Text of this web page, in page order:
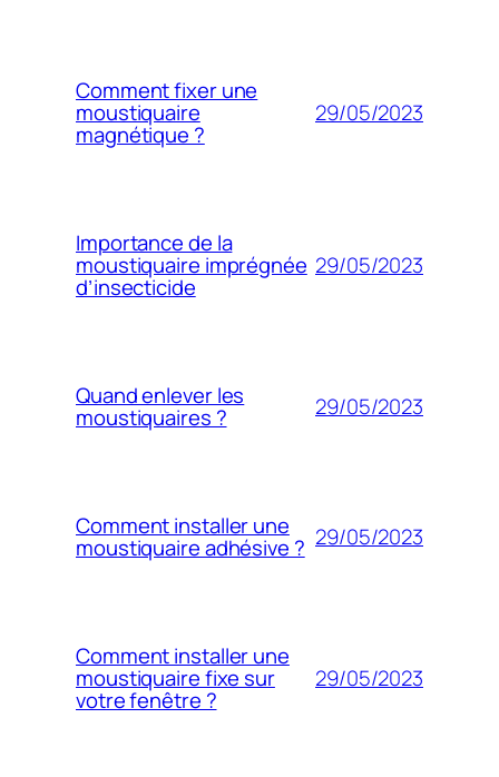
Comment fixer une
moustiquaire
magnétique ?
29/05/2023
Importance de la
moustiquaire imprégnée
d’insecticide
29/05/2023
Quand enlever les
moustiquaires ? 29/05/2023
Comment installer une
moustiquaire adhésive ? 29/05/2023
Comment installer une
moustiquaire fixe sur
votre fenêtre ?
29/05/2023